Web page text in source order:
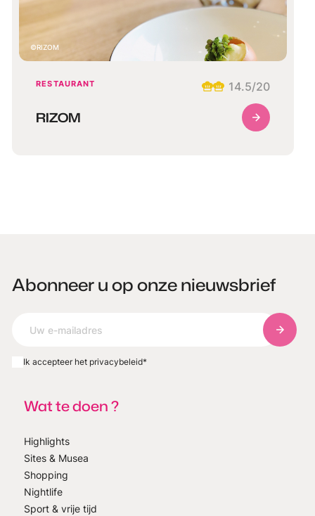
RIZOM
RESTAURANT 14.5/20
RIZOM
Abonneer u op onze nieuwsbrief
Ik accepteer het privacybeleid*
Wat te doen ?
Highlights
Sites & Musea
Shopping
Nightlife
Sport & vrije tijd